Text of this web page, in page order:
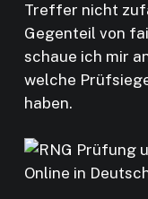
Treffer nicht
Gegenteil von
schaue ich mir
welche
haben.